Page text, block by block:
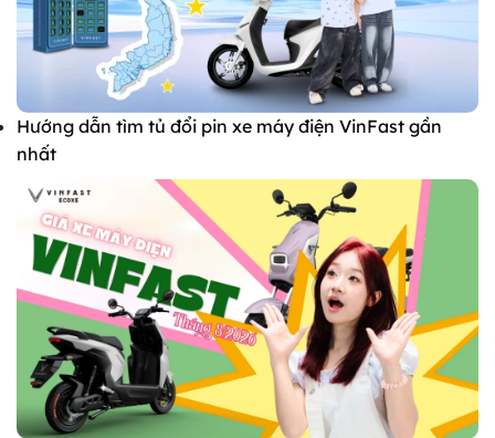
Hướng dẫn tìm tủ đổi pin xe máy điện VinFast gần
nhất